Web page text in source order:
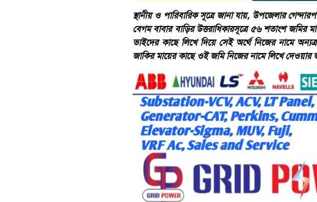
স্থানীয় ও পারিবারিক সূত্রে জানা যায়, উপজেলার
বেগম বাবার বাড়ির উত্তরাধিকারসূত্রে ৫৬ শতাংশ জমির
ভাইদের কাছে লিখে দিয়ে সেই অর্থে নিজের নামে
জাকির মায়ের কাছে ওই জমি নিজের নামে লিখে